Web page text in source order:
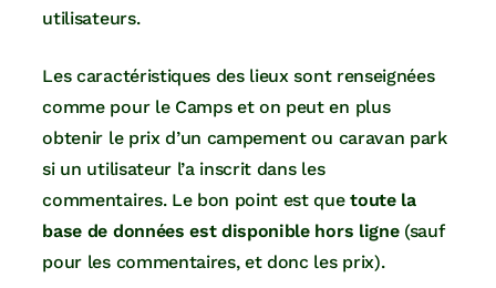
utilisateurs.
Les caractéristiques des lieux sont renseignées
comme pour le Camps et on peut en plus
obtenir le prix d’un campement ou caravan park
si un utilisateur l’a inscrit dans les
commentaires. Le bon point est quetoute la
base de données est disponible hors ligne(sauf
pour les commentaires, et donc les prix).